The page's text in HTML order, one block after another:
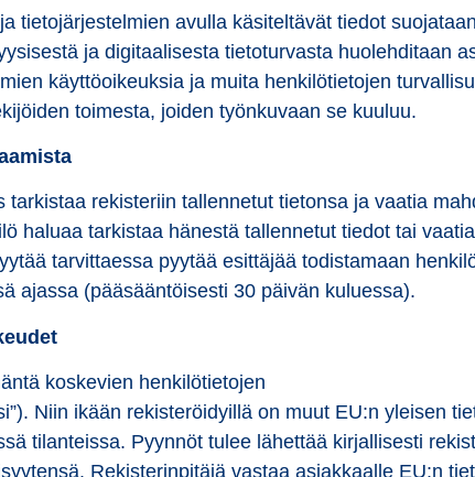
tietojärjestelmien avulla käsiteltävät tiedot
ja digitaalisesta tietoturvasta huolehditaan
käyttöoikeuksia ja muita henkilötietojen
toimesta, joiden työnkuvaan se kuuluu.
rekisteriin tallennetut tietonsa ja vaatia
haluaa tarkistaa hänestä tallennetut tiedot tai
tarvittaessa pyytää esittäjää todistamaan
ajassa (pääsääntöisesti 30 päivän kuluessa).
koskevien henkilötietojen
Niin ikään rekisteröidyillä on muut EU:n yleisen
tilanteissa. Pyynnöt tulee lähettää kirjallisesti
Rekisterinpitäjä vastaa asiakkaalle EU:n